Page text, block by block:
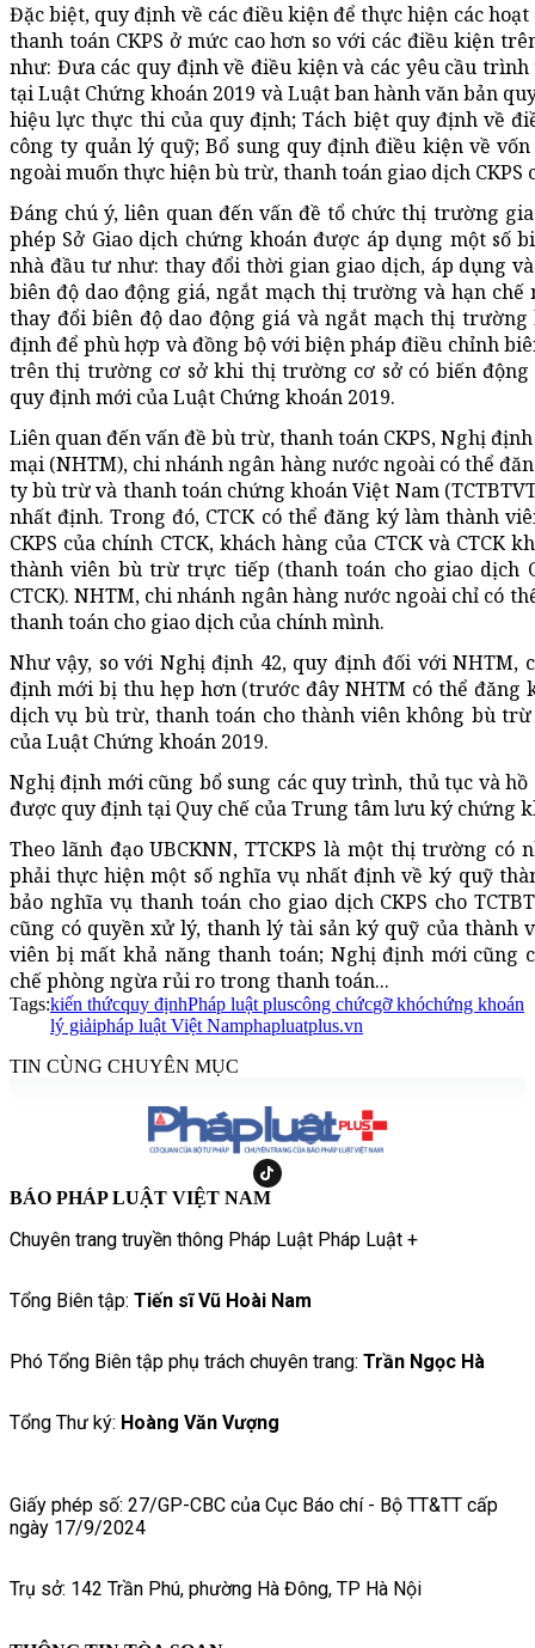
Đặc biệt, quy định về các điều kiện để thực hiện các
thanh toán CKPS ở mức cao hơn so với các điều kiện
như: Đưa các quy định về điều kiện và các yêu cầu
tại Luật Chứng khoán 2019 và Luật ban hành văn bản
hiệu lực thực thi của quy định; Tách biệt quy định về
công ty quản lý quỹ; Bổ sung quy định điều kiện về
ngoài muốn thực hiện bù trừ, thanh toán giao dịch CKPS
Đáng chú ý, liên quan đến vấn đề tổ chức thị trường
phép Sở Giao dịch chứng khoán được áp dụng một số
nhà đầu tư như: thay đổi thời gian giao dịch, áp dụng
biên độ dao động giá, ngắt mạch thị trường và hạn
thay đổi biên độ dao động giá và ngắt mạch thị
định để phù hợp và đồng bộ với biện pháp điều chỉnh
trên thị trường cơ sở khi thị trường cơ sở có biến động
quy định mới của Luật Chứng khoán 2019.
Liên quan đến vấn đề bù trừ, thanh toán CKPS, Nghị
mại (NHTM), chi nhánh ngân hàng nước ngoài có thể
ty bù trừ và thanh toán chứng khoán Việt Nam
nhất định. Trong đó, CTCK có thể đăng ký làm thành
CKPS của chính CTCK, khách hàng của CTCK và
thành viên bù trừ trực tiếp (thanh toán cho giao dịch
CTCK). NHTM, chi nhánh ngân hàng nước ngoài chỉ có
thanh toán cho giao dịch của chính mình.
Như vậy, so với Nghị định 42, quy định đối với NHTM,
định mới bị thu hẹp hơn (trước đây NHTM có thể đăng
dịch vụ bù trừ, thanh toán cho thành viên không bù
của Luật Chứng khoán 2019.
Nghị định mới cũng bổ sung các quy trình, thủ tục và
được quy định tại Quy chế của Trung tâm lưu ký chứng
Theo lãnh đạo UBCKNN, TTCKPS là một thị trường
phải thực hiện một số nghĩa vụ nhất định về ký quỹ
bảo nghĩa vụ thanh toán cho giao dịch CKPS cho
cũng có quyền xử lý, thanh lý tài sản ký quỹ của
viên bị mất khả năng thanh toán; Nghị định mới cũng
chế phòng ngừa rủi ro trong thanh toán...
Tags:kiến thứcquy địnhPháp luật pluscông chứcgỡ khóchứng khoán
lý giảipháp luật Việt Namphapluatplus.vn
TIN CÙNG CHUYÊN MỤC
BÁO PHÁP LUẬT VIỆT NAM
Chuyên trang truyền thông Pháp Luật Pháp Luật +
Tổng Biên tập: Tiến sĩ Vũ Hoài Nam
Phó Tổng Biên tập phụ trách chuyên trang: Trần Ngọc Hà
Tổng Thư ký: Hoàng Văn Vượng
Giấy phép số: 27/GP-CBC của Cục Báo chí - Bộ TT&TT cấp
ngày 17/9/2024
Trụ sở: 142 Trần Phú, phường Hà Đông, TP Hà Nội